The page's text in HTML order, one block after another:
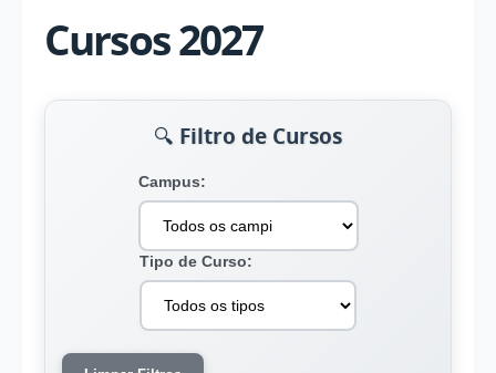
Cursos 2027
🔍 Filtro de Cursos
Campus:
Tipo de Curso: